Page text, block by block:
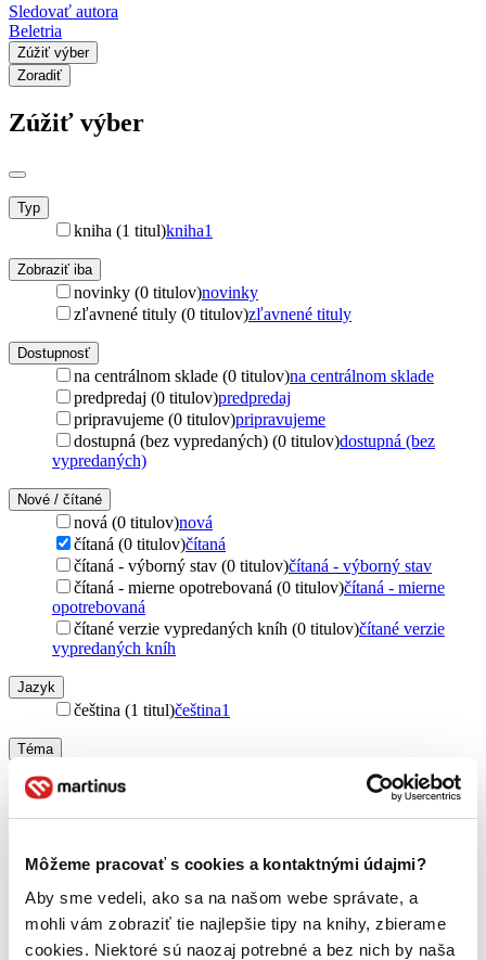
Môžeme pracovať s cookies a kontaktnými údajmi?
Aby sme vedeli, ako sa na našom webe správate, a
mohli vám zobraziť tie najlepšie tipy na knihy, zbierame
cookies. Niektoré sú naozaj potrebné a bez nich by naša
Sledovať autora
Beletria
Zúžiť výber
Zoradiť
Zúžiť výber
Typ
kniha (1 titul)kniha1
Zobraziť iba
novinky (0 titulov)novinky
zľavnené tituly (0 titulov)zľavnené tituly
Dostupnosť
na centrálnom sklade (0 titulov)na centrálnom sklade
predpredaj (0 titulov)predpredaj
pripravujeme (0 titulov)pripravujeme
dostupná (bez vypredaných) (0 titulov)dostupná (bez
vypredaných)
Nové / čítané
nová (0 titulov)nová
čítaná (0 titulov)čítaná
čítaná - výborný stav (0 titulov)čítaná - výborný stav
čítaná - mierne opotrebovaná (0 titulov)čítaná - mierne
opotrebovaná
čítané verzie vypredaných kníh (0 titulov)čítané verzie
vypredaných kníh
Jazyk
čeština (1 titul)čeština1
Téma
Väzba
pevná väzba (1 titul)pevná väzba1
Zúžiť výber